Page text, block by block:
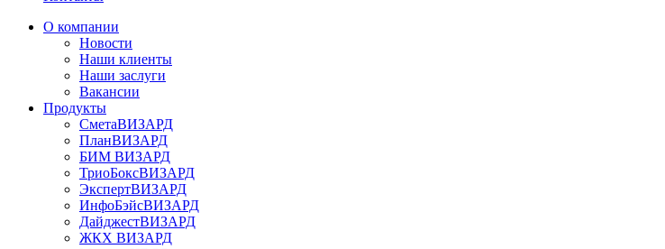
О компании
Новости
Наши клиенты
Наши заслуги
Вакансии
Продукты
СметаВИЗАРД
ПланВИЗАРД
БИМ ВИЗАРД
ТриоБоксВИЗАРД
ЭкспертВИЗАРД
ИнфоБэйсВИЗАРД
ДайджестВИЗАРД
ЖКХ ВИЗАРД